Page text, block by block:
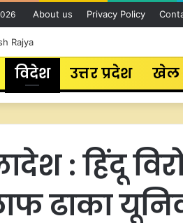
About us Privacy Policy
विदेश उत्तर प्रदेश खेल
: हिंदू
ढाका